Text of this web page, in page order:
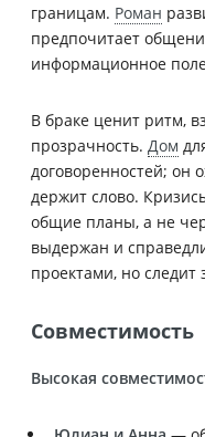
границам. Роман
предпочитает
информационное
В браке ценит ритм,
прозрачность. Дом
договоренностей; он
держит слово.
общие планы, а не
выдержан и
проектами, но следит
Совместимость
Высокая